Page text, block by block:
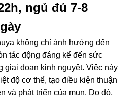
ngủ đủ 7-8
không chỉ ảnh hưởng đến
tác động đáng kể đến sức
giai đoạn kinh nguyệt. Việc này
độ cơ thể, tạo điều kiện thuận
và phát triển của mụn. Do đó,